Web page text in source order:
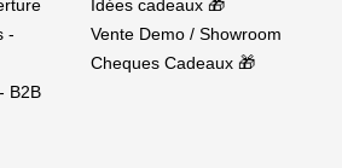
-
B2B
Idées cadeaux 🎁
Vente Demo / Showroom
Cheques Cadeaux 🎁